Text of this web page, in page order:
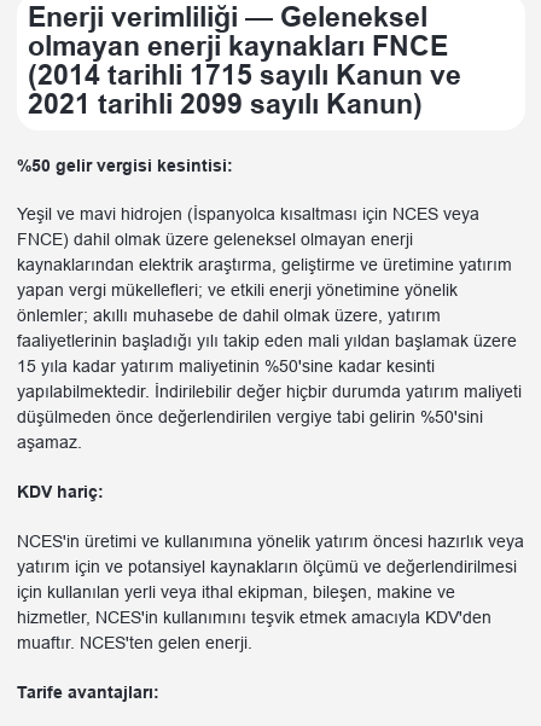
Enerji verimliliği — Geleneksel
olmayan enerji kaynakları FNCE
(2014 tarihli 1715 sayılı Kanun ve
2021 tarihli 2099 sayılı Kanun)
%50 gelir vergisi kesintisi:
Yeşil ve mavi hidrojen (İspanyolca kısaltması için NCES veya
FNCE) dahil olmak üzere geleneksel olmayan enerji
kaynaklarından elektrik araştırma, geliştirme ve üretimine yatırım
yapan vergi mükellefleri; ve etkili enerji yönetimine yönelik
önlemler; akıllı muhasebe de dahil olmak üzere, yatırım
faaliyetlerinin başladığı yılı takip eden mali yıldan başlamak üzere
15 yıla kadar yatırım maliyetinin %50'sine kadar kesinti
yapılabilmektedir. İndirilebilir değer hiçbir durumda yatırım maliyeti
düşülmeden önce değerlendirilen vergiye tabi gelirin %50'sini
aşamaz.
KDV hariç:
NCES'in üretimi ve kullanımına yönelik yatırım öncesi hazırlık veya
yatırım için ve potansiyel kaynakların ölçümü ve değerlendirilmesi
için kullanılan yerli veya ithal ekipman, bileşen, makine ve
hizmetler, NCES'in kullanımını teşvik etmek amacıyla KDV'den
muaftır. NCES'ten gelen enerji.
Tarife avantajları: